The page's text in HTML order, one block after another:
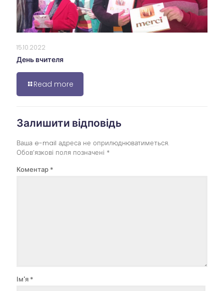
15.10.2022
День вчителя
Read more
Залишити відповідь
Ваша e-mail адреса не оприлюднюватиметься.
Обов’язкові поля позначені *
Коментар *
Ім'я *